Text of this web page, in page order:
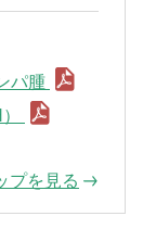
パ腫
プを見る